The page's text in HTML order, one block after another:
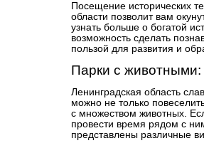
Посещение исторических
области позволит вам
узнать больше о богатой
возможность сделать
пользой для развития и
Парки с животными:
Ленинградская область
можно не только
с множеством животных.
провести время рядом с
представлены различные